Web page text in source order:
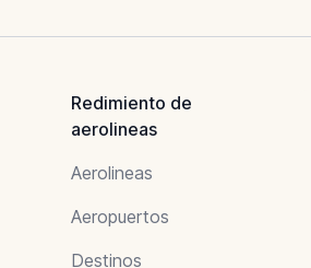
Redimiento de
aerolineas
Aerolineas
Aeropuertos
Destinos